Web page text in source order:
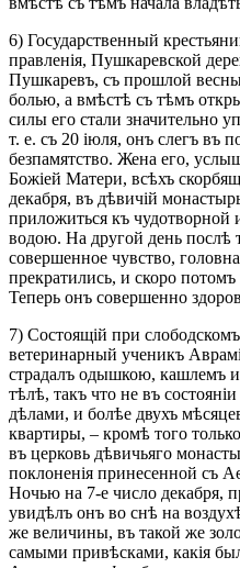
6) Государственный
правленія, Пушкаревской
Пушкаревъ, съ прошлой
болью, а вмѣстѣ съ тѣмъ
силы его стали значительно
т. е. съ 20 іюля, онъ слегъ въ
безпамятство. Жена его,
Божіей Матери, всѣхъ
декабря, въ дѣвичій
приложиться къ чудотворной
водою. На другой день послѣ
совершенное чувство,
прекратились, и скоро
Теперь онъ совершенно
7) Состоящій при
ветеринарный ученикъ
страдалъ одышкою, кашлемъ и
тѣлѣ, такъ что не въ
дѣлами, и болѣе двухъ
квартиры, – кромѣ того
въ церковь дѣвичьяго
поклоненія принесенной съ
Ночью на 7-е число декабря,
увидѣлъ онъ во снѣ на
же величины, въ такой же
самыми привѣсками, какія